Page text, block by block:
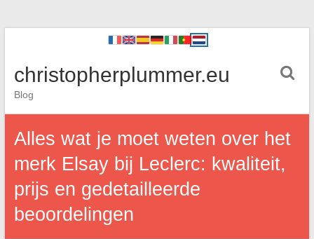
christopherplummer.eu
Blog
Alles wat je moet weten over het
merk Elsay bij Leclerc: kwaliteit,
prijs en gedetailleerde
beoordelingen